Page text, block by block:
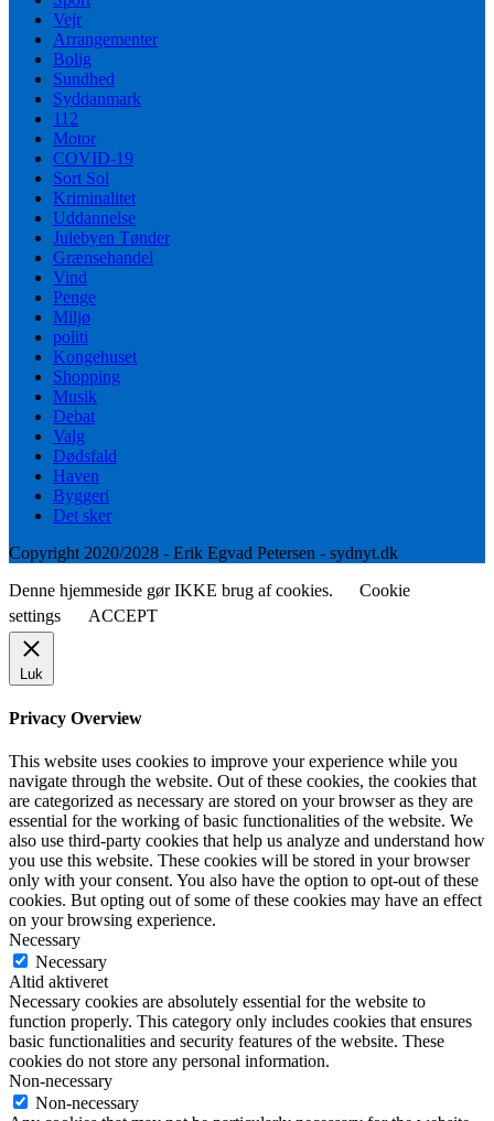
Vejr
Arrangementer
Bolig
Sundhed
Syddanmark
112
Motor
COVID-19
Sort Sol
Kriminalitet
Uddannelse
Julebyen Tønder
Grænsehandel
Vind
Penge
Miljø
politi
Kongehuset
Shopping
Musik
Debat
Valg
Dødsfald
Haven
Byggeri
Det sker
Copyright 2020/2028 - Erik Egvad Petersen - sydnyt.dk
Denne hjemmeside gør IKKE brug af cookies.
Cookie
settings
ACCEPT
Luk
Privacy Overview
This website uses cookies to improve your experience while you
navigate through the website. Out of these cookies, the cookies that
are categorized as necessary are stored on your browser as they are
essential for the working of basic functionalities of the website. We
also use third-party cookies that help us analyze and understand how
you use this website. These cookies will be stored in your browser
only with your consent. You also have the option to opt-out of these
cookies. But opting out of some of these cookies may have an effect
on your browsing experience.
Necessary
Necessary
Altid aktiveret
Necessary cookies are absolutely essential for the website to
function properly. This category only includes cookies that ensures
basic functionalities and security features of the website. These
cookies do not store any personal information.
Non-necessary
Non-necessary